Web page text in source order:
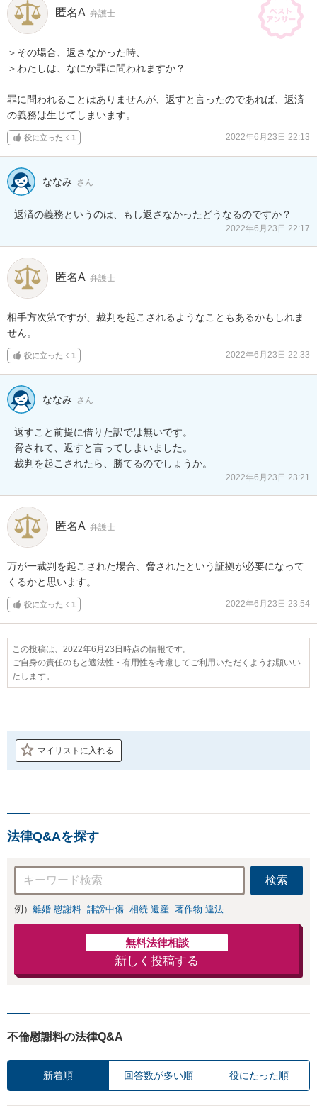
匿名A 弁護士
＞その場合、返さなかった時、
＞わたしは、なにか罪に問われますか？
罪に問われることはありませんが、返すと言ったのであれば、返済
の義務は生じてしまいます。
役に立った 1 2022年6月23日 22:13
ななみ さん
返済の義務というのは、もし返さなかったどうなるのですか？
2022年6月23日 22:17
匿名A 弁護士
相手方次第ですが、裁判を起こされるようなこともあるかもしれま
せん。
役に立った 1 2022年6月23日 22:33
ななみ さん
返すこと前提に借りた訳では無いです。
脅されて、返すと言ってしまいました。
裁判を起こされたら、勝てるのでしょうか。
2022年6月23日 23:21
匿名A 弁護士
万が一裁判を起こされた場合、脅されたという証拠が必要になって
くるかと思います。
役に立った 1 2022年6月23日 23:54
この投稿は、2022年6月23日時点の情報です。
ご自身の責任のもと適法性・有用性を考慮してご利用いただくようお願いい
たします。
マイリストに入れる
法律Q&Aを探す
検索
例） 離婚 慰謝料 誹謗中傷 相続 遺産 著作物 違法
無料法律相談
新しく投稿する
不倫慰謝料の法律Q&A
新着順 回答数が多い順 役にたった順